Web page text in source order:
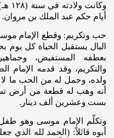
أيام حكم عبد الملك بن مروان.
حب وتكريم: وقطع الإمام
البال يستقبل الحياة كل يوم
بعطفه المستفيض، وجماهير
والتكريم، وقد قدمه الإمام
ولده، وحمل له من الحب ما
أنه وهب له قطعة من أرض
بست وعشرين ألف دينار.
وتكلّم الإمام موسى وهو طفل
أبوه قائلاً: (الحمد لله الذي